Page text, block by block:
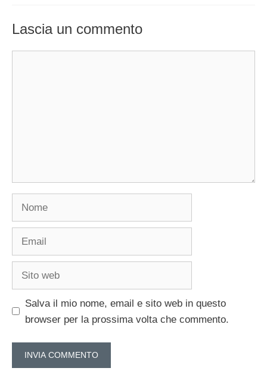
Lascia un commento
Salva il mio nome, email e sito web in questo
browser per la prossima volta che commento.